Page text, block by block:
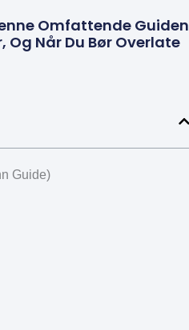
Omfattende Guiden
Og Når Du Bør Overlate
Guide)